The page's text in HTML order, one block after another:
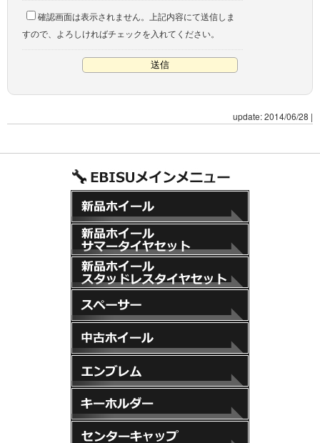
確認画面は表示されません。上記内容にて送信しま
すので、よろしければチェックを入れてください。
update: 2014/06/28 |
新品ホイール
新品ホイール+サマータイヤセット
新品ホイール+スタッドレスタイヤセット
スペーサー
エンブレム
キーホルダー